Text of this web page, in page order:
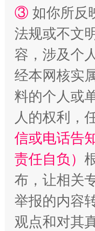
“蜀中异人”王建
③ 如你所反
法规或不文
容，涉及个
经本网核实
料的个人或
人的权利，
信或电话告
责任自负）
布，让相关
举报的内容
观点和对其